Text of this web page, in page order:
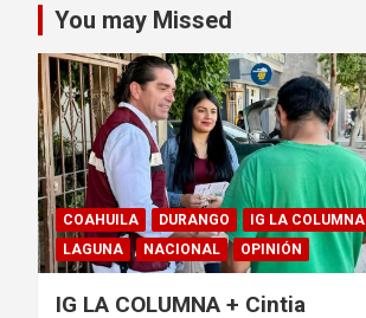
You may Missed
COAHUILA DURANGO
IG LA COLUMNA
LAGUNA
NACIONAL OPINIÓN
IG LA COLUMNA + Cintia